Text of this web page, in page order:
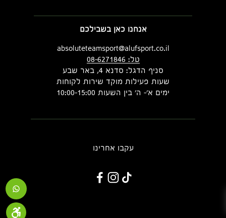
אנחנו כאן בשבילכם
absoluteteamsport@alufsport.co.il
טל: 08-6271846
סניף הדגל: סדנא 4, באר שבע
שעות פעילות מוקד שירות לקוחות
ימים א'- ה' בין השעות 10:00-15:00
עקבו אחרינו